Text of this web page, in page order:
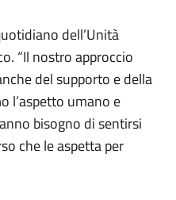
dell’Unità
“Il nostro approccio
del supporto e della
l’aspetto umano e
bisogno di sentirsi
che le aspetta per